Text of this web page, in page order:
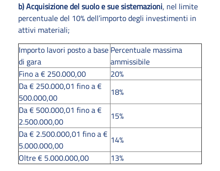
b) Acquisizione del suolo e sue sistemazioni, nel limite
percentuale del 10% dell’importo degli investimenti in
attivi materiali;
Importo lavori posto a base
di gara
Percentuale massima
ammissibile
Fino a € 250.000,00
20%
Da € 250.000,01 fino a €
500.000,00
18%
Da € 500.000,01 fino a €
2.500.000,00
15%
Da € 2.500.000,01 fino a €
5.000.000,00
14%
Oltre € 5.000.000,00
13%